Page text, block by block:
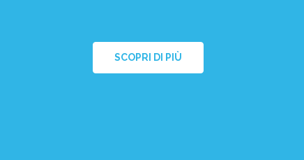
SCOPRI DI PIÙ